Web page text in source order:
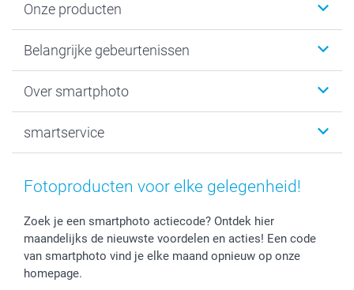
Onze producten
Fotogeschenken
Fotoprints, Fotoposter & Fotoalbum met fotoprints
MyNameBook
Stickers en Etiketten
Fotokaders, Decoratie en Snoepjes
Fotokalenders & Fotoagenda's
Belangrijke gebeurtenissen
Baby
Communie- en Lentefeest
Geschenken voor hem
Afstuderen
Moederdag
Vaderdag
Verjaardag
Geboorte
Over smartphoto
Duurzaamheid
Voorwaarden
Herroepingsrecht
Klachtenregeling
Wettelijke garantie
Privacybeleid
Cookiebeleid
smartservice
smartgarantie
smartbonus
Betalingsmogelijkheden
Grote bestellingen
Levering
Mijn orderstatus
Fotoproducten voor elke gelegenheid!
Zoek je een smartphoto actiecode? Ontdek hier
maandelijks de nieuwste voordelen en acties! Een code
van smartphoto vind je elke maand opnieuw op onze
homepage.